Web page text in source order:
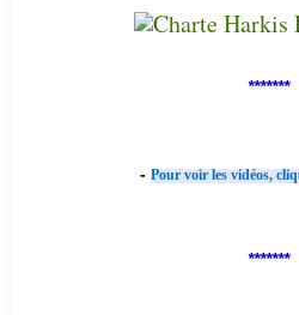
*******
- Pour voir les vidéos,
*******